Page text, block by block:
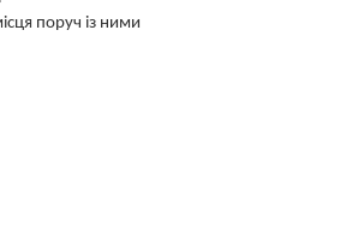
поруч із ними